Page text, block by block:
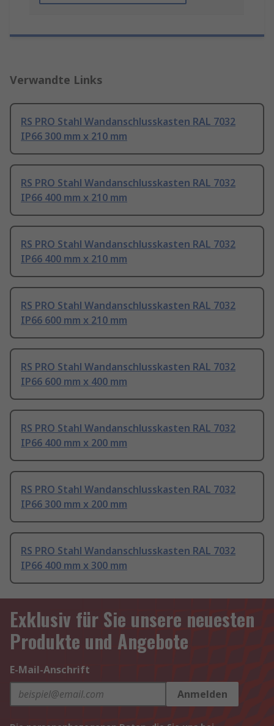
Verwandte Links
RS PRO Stahl Wandanschlusskasten RAL 7032
IP66 300 mm x 210 mm
RS PRO Stahl Wandanschlusskasten RAL 7032
IP66 400 mm x 210 mm
RS PRO Stahl Wandanschlusskasten RAL 7032
IP66 400 mm x 210 mm
RS PRO Stahl Wandanschlusskasten RAL 7032
IP66 600 mm x 210 mm
RS PRO Stahl Wandanschlusskasten RAL 7032
IP66 600 mm x 400 mm
RS PRO Stahl Wandanschlusskasten RAL 7032
IP66 400 mm x 200 mm
RS PRO Stahl Wandanschlusskasten RAL 7032
IP66 300 mm x 200 mm
RS PRO Stahl Wandanschlusskasten RAL 7032
IP66 400 mm x 300 mm
Exklusiv für Sie unsere neuesten
Produkte und Angebote
E-Mail-Anschrift
Anmelden